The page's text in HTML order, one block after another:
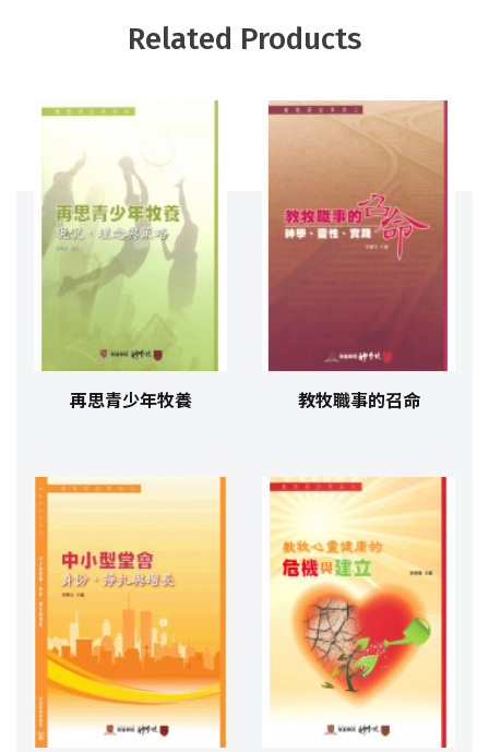
Related Products
再思青少年牧養 教牧職事的召命